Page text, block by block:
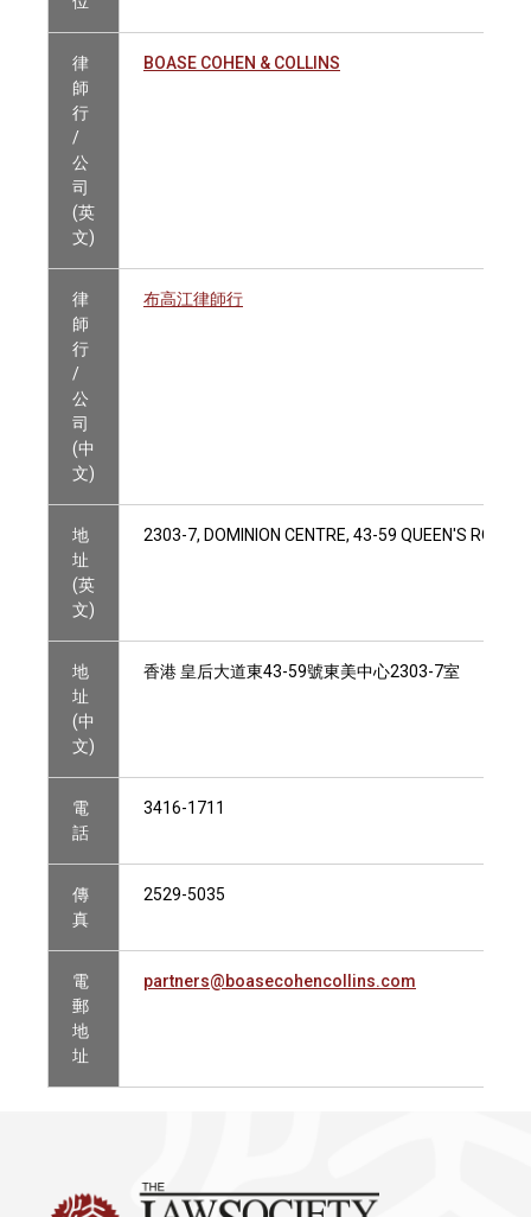
律
師
行
/
公
司
(英
文)
BOASE COHEN & COLLINS
律
師
行
/
公
司
(中
文)
布高江律師行
地
址
(英
文)
2303-7, DOMINION CENTRE, 43-59 QUEEN'S ROAD
地
址
(中
文)
香港 皇后大道東43-59號東美中心2303-7室
電
話
3416-1711
傳
真
2529-5035
電
郵
地
址
partners@boasecohencollins.com